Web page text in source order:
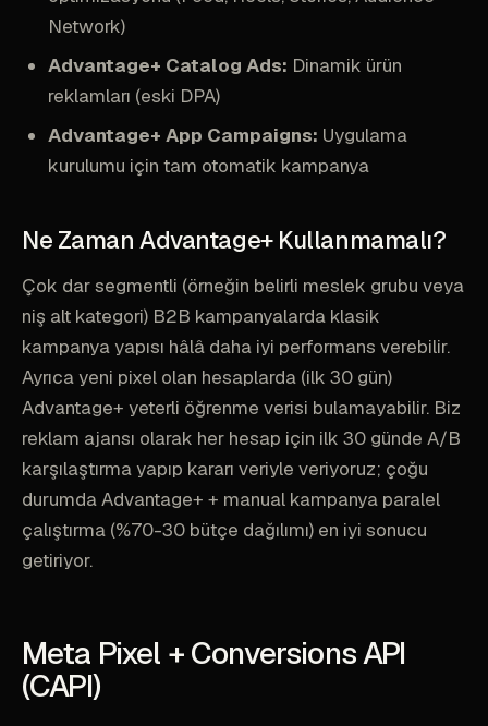
Network)
Advantage+ Catalog Ads: Dinamik ürün
reklamları (eski DPA)
Advantage+ App Campaigns: Uygulama
kurulumu için tam otomatik kampanya
Ne Zaman Advantage+ Kullanmamalı?
Çok dar segmentli (örneğin belirli meslek grubu veya
niş alt kategori) B2B kampanyalarda klasik
kampanya yapısı hâlâ daha iyi performans verebilir.
Ayrıca yeni pixel olan hesaplarda (ilk 30 gün)
Advantage+ yeterli öğrenme verisi bulamayabilir. Biz
reklam ajansı olarak her hesap için ilk 30 günde A/B
karşılaştırma yapıp kararı veriyle veriyoruz; çoğu
durumda Advantage+ + manual kampanya paralel
çalıştırma (%70-30 bütçe dağılımı) en iyi sonucu
getiriyor.
Meta Pixel + Conversions API
(CAPI)